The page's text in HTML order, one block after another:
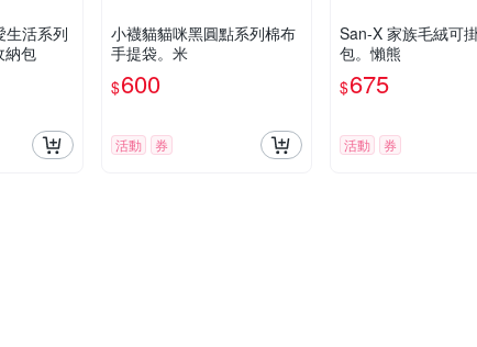
生活系列
納包
小襪貓貓咪黑圓點系列棉布
手提袋。米
$600
活動 券
San-X 家族毛絨可
包。懶熊
$675
活動 券